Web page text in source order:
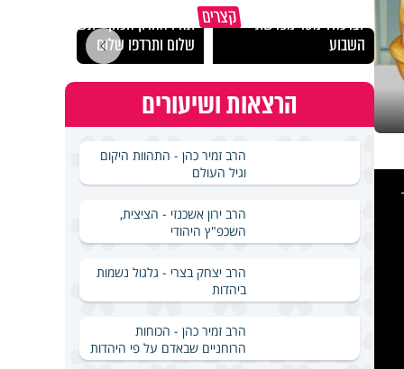
קצרים
לברכה? מסר מפרשת
השבוע
תהיו אהרון הכהן - תשכינו
שלום ותרדפו שלום
הרצאות ושיעורים
הרב זמיר כהן - התהוות היקום
וגיל העולם
הרב ירון אשכנזי - הציצית,
השכפ"ץ היהודי
הרב יצחק בצרי - גלגול נשמות
ביהדות
הרב זמיר כהן - הכוחות
הרוחניים שבאדם על פי היהדות